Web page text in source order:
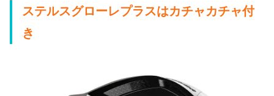
ステルスグローレプラスはカチャカチャ付
き